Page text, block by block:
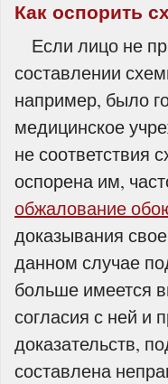
Как оспорить
Если лицо не
составлении
например, было
медицинское
не соответствия
оспорена им,
обжалование
доказывания
данном случае
больше имеется
согласия с ней и
доказательств,
составлена